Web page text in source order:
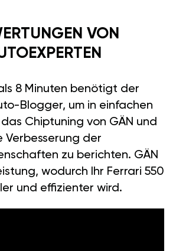
VON
8 Minuten benötigt der
Blogger, um in einfachen
Chiptuning von GÄN und
Verbesserung der
zu berichten. GÄN
wodurch Ihr Ferrari 550
und effizienter wird.